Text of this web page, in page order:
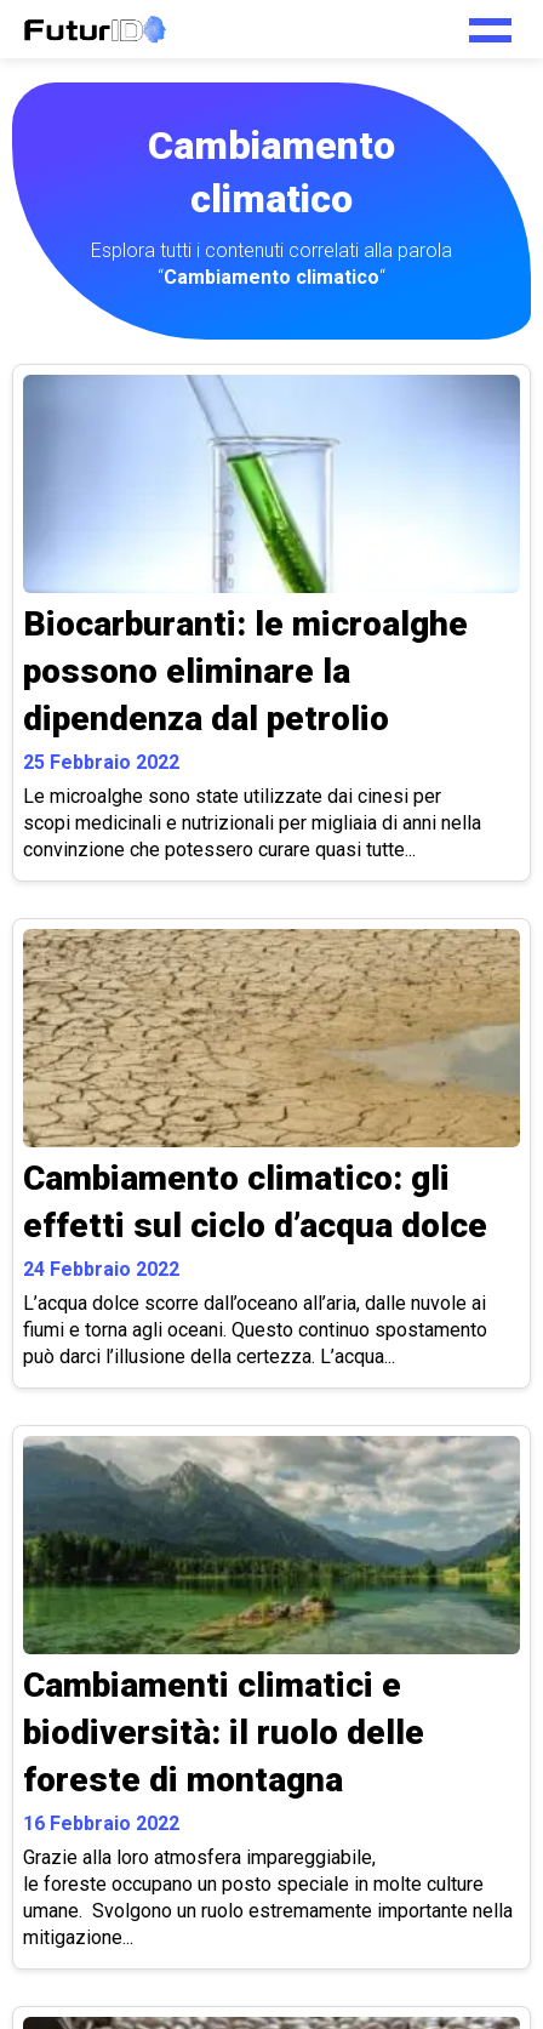
Cambiamento
climatico
Esplora tutti i contenuti correlati alla parola
“Cambiamento climatico“
Biocarburanti: le microalghe
possono eliminare la
dipendenza dal petrolio
25 Febbraio 2022
Le microalghe sono state utilizzate dai cinesi per
scopi medicinali e nutrizionali per migliaia di anni nella
convinzione che potessero curare quasi tutte...
Cambiamento climatico: gli
effetti sul ciclo d’acqua dolce
24 Febbraio 2022
L’acqua dolce scorre dall’oceano all’aria, dalle nuvole ai
fiumi e torna agli oceani. Questo continuo spostamento
può darci l’illusione della certezza. L’acqua...
Cambiamenti climatici e
biodiversità: il ruolo delle
foreste di montagna
16 Febbraio 2022
Grazie alla loro atmosfera impareggiabile,
le foreste occupano un posto speciale in molte culture
umane. Svolgono un ruolo estremamente importante nella
mitigazione...